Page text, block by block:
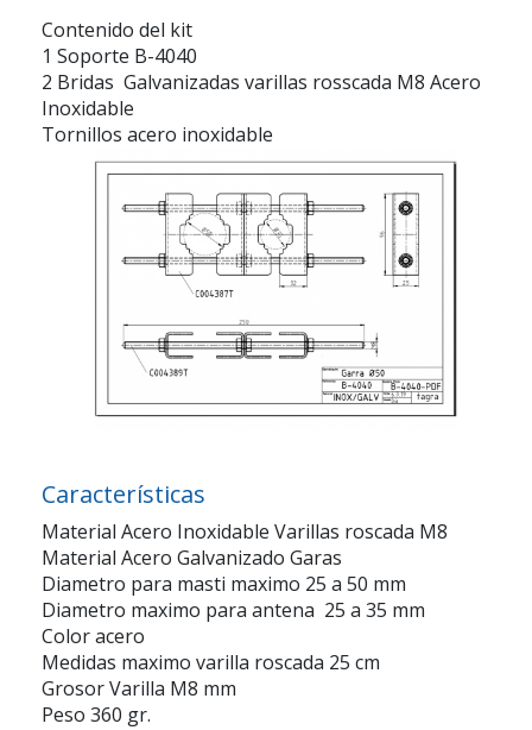
Contenido del kit
1 Soporte B-4040
2 Bridas Galvanizadas varillas rosscada M8 Acero
Inoxidable
Tornillos acero inoxidable
Características
Material Acero Inoxidable Varillas roscada M8
Material Acero Galvanizado Garas
Diametro para masti maximo 25 a 50 mm
Diametro maximo para antena 25 a 35 mm
Color acero
Medidas maximo varilla roscada 25 cm
Grosor Varilla M8 mm
Peso 360 gr.